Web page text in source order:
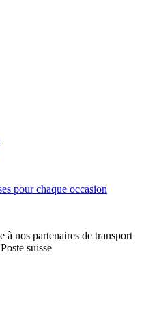
pour chaque occasion
à nos partenaires de transport
suisse